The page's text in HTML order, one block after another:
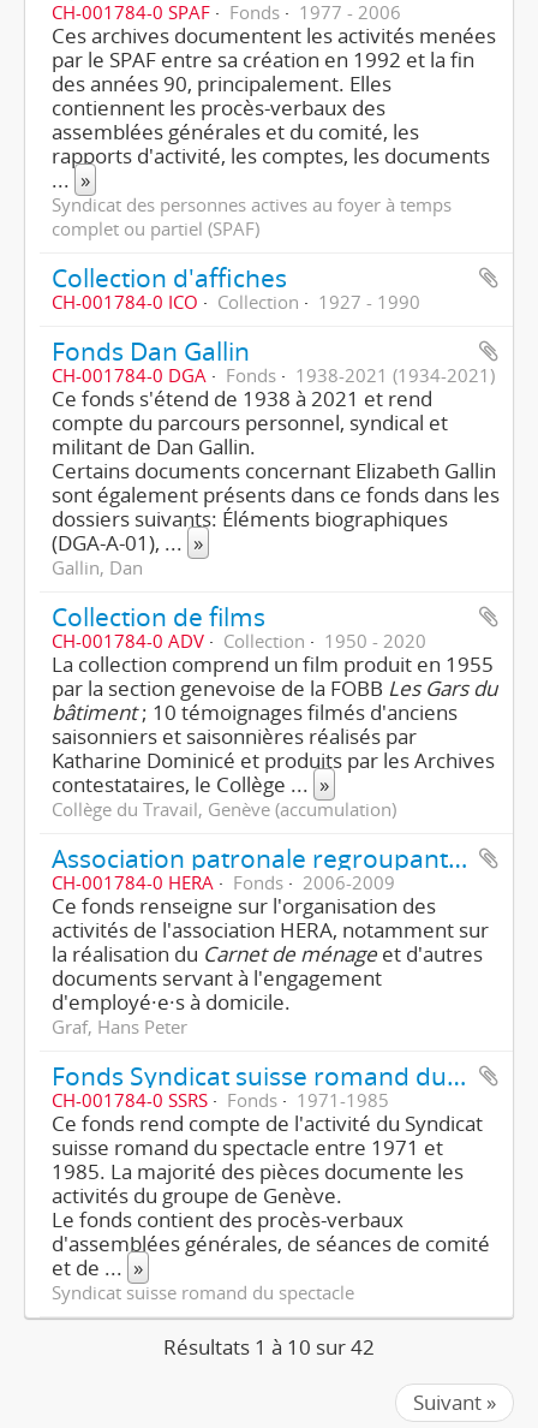
CH-001784-0 SPAF Fonds 1977 - 2006
Ces archives documentent les activités menées
par le SPAF entre sa création en 1992 et la fin
des années 90, principalement. Elles
contiennent les procès-verbaux des
assemblées générales et du comité, les
rapports d'activité, les comptes, les documents
... »
Syndicat des personnes actives au foyer à temps
complet ou partiel (SPAF)
Collection d'affiches
CH-001784-0 ICO Collection 1927 - 1990
Fonds Dan Gallin
CH-001784-0 DGA Fonds 1938-2021 (1934-2021)
Ce fonds s'étend de 1938 à 2021 et rend
compte du parcours personnel, syndical et
militant de Dan Gallin.
Certains documents concernant Elizabeth Gallin
sont également présents dans ce fonds dans les
dossiers suivants: Éléments biographiques
(DGA-A-01), ... »
Gallin, Dan
Collection de films
CH-001784-0 ADV Collection 1950 - 2020
La collection comprend un film produit en 1955
par la section genevoise de la FOBB Les Gars du
bâtiment; 10 témoignages filmés d'anciens
saisonniers et saisonnières réalisés par
Katharine Dominicé et produits par les Archives
contestataires, le Collège ... »
Collège du Travail, Genève (accumulation)
Association patronale regroupant les employeurs d'employés à domicile (HERA)
CH-001784-0 HERA Fonds 2006-2009
Ce fonds renseigne sur l'organisation des
activités de l'association HERA, notamment sur
la réalisation du Carnet de ménage et d'autres
documents servant à l'engagement
d'employé·e·s à domicile.
Graf, Hans Peter
Fonds Syndicat suisse romand du spectacle
CH-001784-0 SSRS Fonds 1971-1985
Ce fonds rend compte de l'activité du Syndicat
suisse romand du spectacle entre 1971 et
1985. La majorité des pièces documente les
activités du groupe de Genève.
Le fonds contient des procès-verbaux
d'assemblées générales, de séances de comité
et de ... »
Syndicat suisse romand du spectacle
Résultats 1 à 10 sur 42
Suivant »